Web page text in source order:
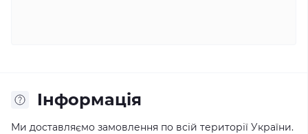
Iнформація
Ми доставляємо замовлення по всій території України.